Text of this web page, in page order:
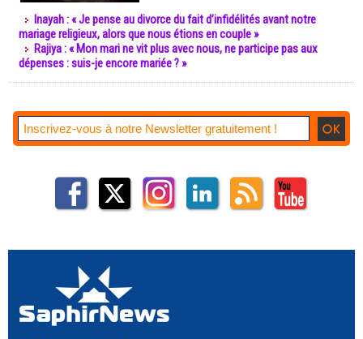
Inayah : « Je pense au divorce du fait d’infidélités avant notre
mariage religieux, alors que nous étions en couple »
Rajiya : « Mon mari ne vit plus avec nous, ne participe pas aux
dépenses : suis-je encore mariée ? »